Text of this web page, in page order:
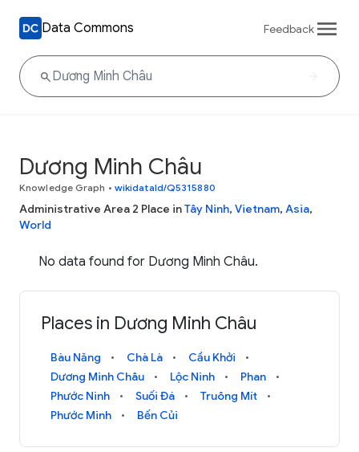
Data Commons Feedback
Dương Minh Châu
Knowledge Graph • wikidataId/Q5315880
Administrative Area 2 Place inTây Ninh, Vietnam, Asia,
World
No data found for Dương Minh Châu.
Places in Dương Minh Châu
Bàu Năng Chà Là
Cầu Khởi
Dương Minh Châu
Lộc Ninh
Phan
Phước Ninh
Suối Đá
Truông Mít
Phước Minh
Bến Củi